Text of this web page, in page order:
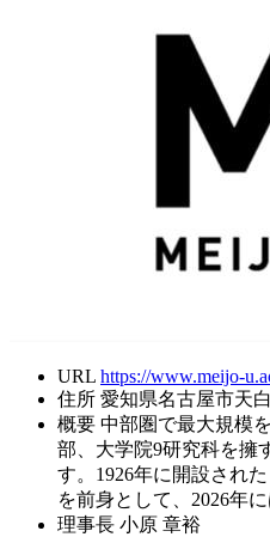
URL https://www.meijo-
住所 愛知県名古屋市天
概要 中部圏で最大規模
部、大学院9研究科を擁
す。1926年に開設され
を前身として、2026年
理事長 小原 章裕